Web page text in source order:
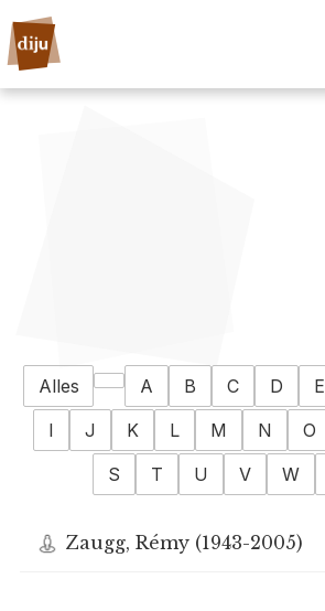
Alles A B C D E
I
J K L M N O
S
T U V W
Zaugg, Rémy (1943-2005)